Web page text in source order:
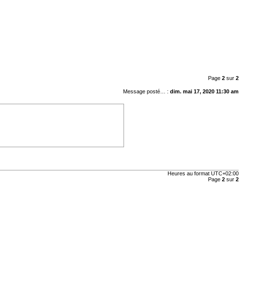
Page 2sur 2
Message posté… : dim. mai 17, 2020 11:30 am
Heures au format UTC+02:00
Page 2sur 2